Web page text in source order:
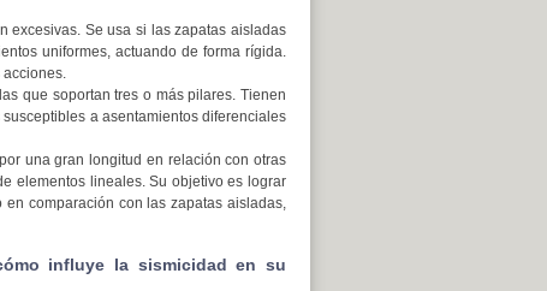
excesivas. Se usa si las zapatas aisladas
uniformes, actuando de forma rígida.
que soportan tres o más pilares. Tienen
a asentamientos diferenciales
una gran longitud en relación con otras
elementos lineales. Su objetivo es lograr
comparación con las zapatas aisladas,
influye la sismicidad en su